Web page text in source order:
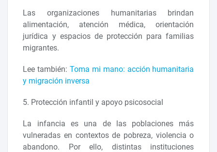
Las organizaciones humanitarias brindan
alimentación, atención médica, orientación
jurídica y espacios de protección para familias
migrantes.
Lee también:Toma mi mano: acción humanitaria
y migración inversa
5. Protección infantil y apoyo psicosocial
La infancia es una de las poblaciones más
vulneradas en contextos de pobreza, violencia o
abandono. Por ello, distintas instituciones